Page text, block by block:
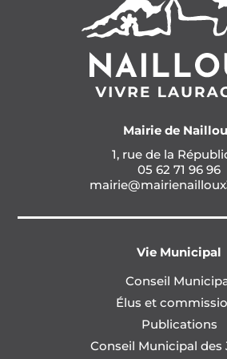
Mairie de
1, rue de la
05 62 71 96 96
Vie Municipal
Conseil
Élus et
Publications
Conseil Municipal des